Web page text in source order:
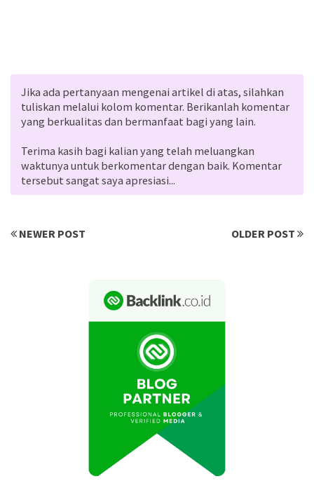
Jika ada pertanyaan mengenai artikel di atas, silahkan
tuliskan melalui kolom komentar. Berikanlah komentar
yang berkualitas dan bermanfaat bagi yang lain.
Terima kasih bagi kalian yang telah meluangkan
waktunya untuk berkomentar dengan baik. Komentar
tersebut sangat saya apresiasi...
NEWER POST OLDER POST